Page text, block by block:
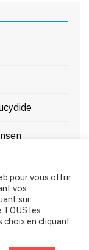
stratégiques
pour vous offrir
vos
sur
les
choix en cliquant